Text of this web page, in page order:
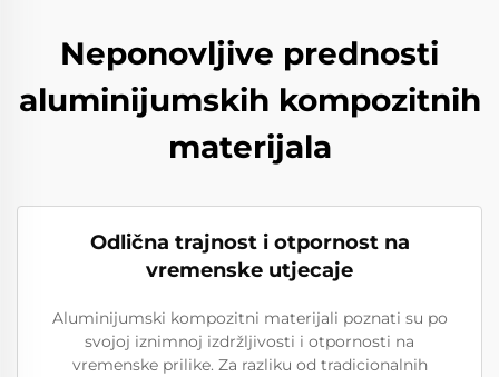
Neponovljive prednosti
aluminijumskih kompozitnih
materijala
Odlična trajnost i otpornost na
vremenske utjecaje
Aluminijumski kompozitni materijali poznati su po
svojoj iznimnoj izdržljivosti i otpornosti na
vremenske prilike. Za razliku od tradicionalnih